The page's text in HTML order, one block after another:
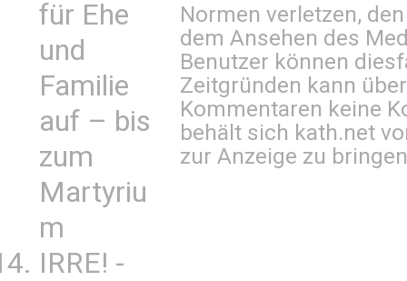
für Ehe
und
Familie
auf – bis
zum
Martyriu
m
IRRE! -
Normen verletzen,
dem Ansehen des
Benutzer können
Zeitgründen kann
Kommentaren keine
behält sich kath.net
zur Anzeige zu